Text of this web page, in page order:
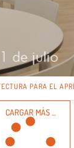
PARA EL
CARGAR MÁS ...